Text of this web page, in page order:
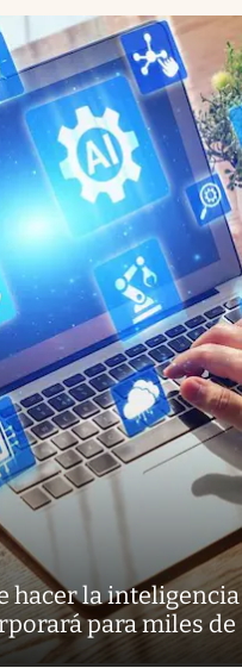
hacer la inteligencia
para miles de